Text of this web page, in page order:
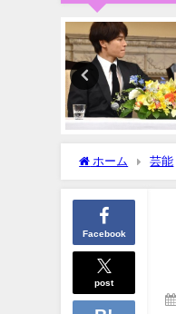
ホーム 芸能
Facebook
post